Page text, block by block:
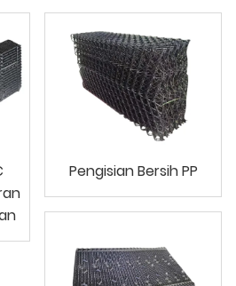
Pengisian Bersih PP